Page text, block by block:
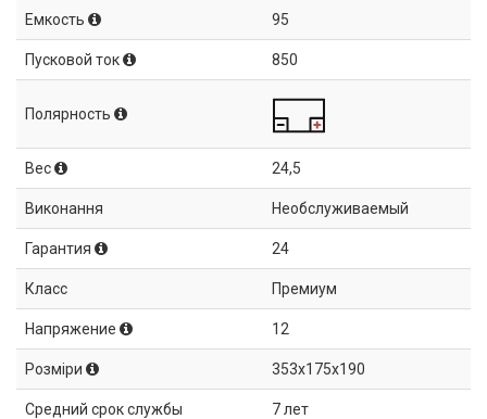
Емкость 95
Пусковой ток 850
Полярность
Вес 24,5
Виконання Необслуживаемый
Гарантия 24
Класс Премиум
Напряжение 12
Розміри 353x175x190
Средний срок службы 7 лет